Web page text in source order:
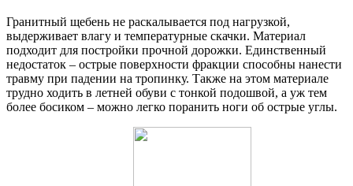
Гранитный щебень не раскалывается под нагрузкой,
выдерживает влагу и температурные скачки. Материал
подходит для постройки прочной дорожки. Единственный
недостаток – острые поверхности фракции способны нанести
травму при падении на тропинку. Также на этом материале
трудно ходить в летней обуви с тонкой подошвой, а уж тем
более босиком – можно легко поранить ноги об острые углы.